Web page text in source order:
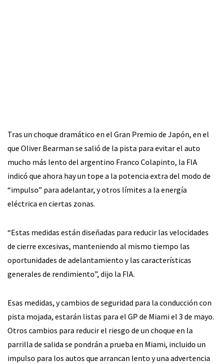
Tras un choque dramático en el Gran Premio de Japón, en el
que Oliver Bearman se salió de la pista para evitar el auto
mucho más lento del argentino Franco Colapinto, la FIA
indicó que ahora hay un tope a la potencia extra del modo de
“impulso” para adelantar, y otros límites a la energía
eléctrica en ciertas zonas.
“Estas medidas están diseñadas para reducir las velocidades
de cierre excesivas, manteniendo al mismo tiempo las
oportunidades de adelantamiento y las características
generales de rendimiento”, dijo la FIA.
Esas medidas, y cambios de seguridad para la conducción con
pista mojada, estarán listas para el GP de Miami el 3 de mayo.
Otros cambios para reducir el riesgo de un choque en la
parrilla de salida se pondrán a prueba en Miami, incluido un
impulso para los autos que arrancan lento y una advertencia